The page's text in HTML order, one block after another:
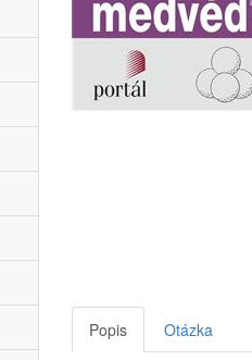
Popis Otázka